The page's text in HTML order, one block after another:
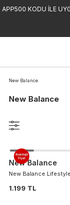
APP500 KODU İLE
New Balance
New Balance
New Balance
New Balance
1.199 TL